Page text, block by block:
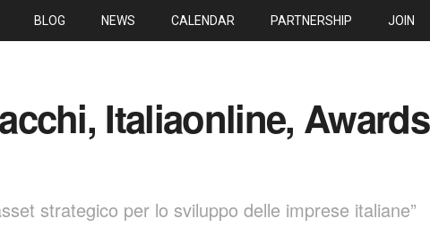
BLOG NEWS CALENDAR PARTNERSHIP JOIN
Italiaonline, Awards
strategico per lo sviluppo delle imprese italiane”